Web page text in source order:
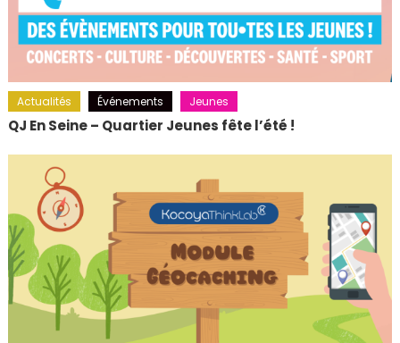
Actualités Événements Jeunes
QJ En Seine – Quartier Jeunes fête l’été !